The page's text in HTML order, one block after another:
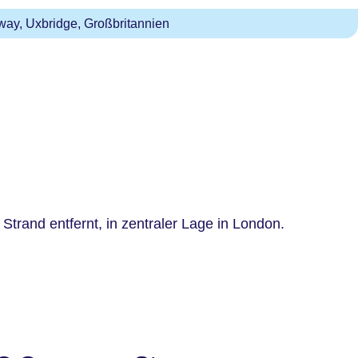
Uxbridge, Großbritannien
entfernt, in zentraler Lage in London.